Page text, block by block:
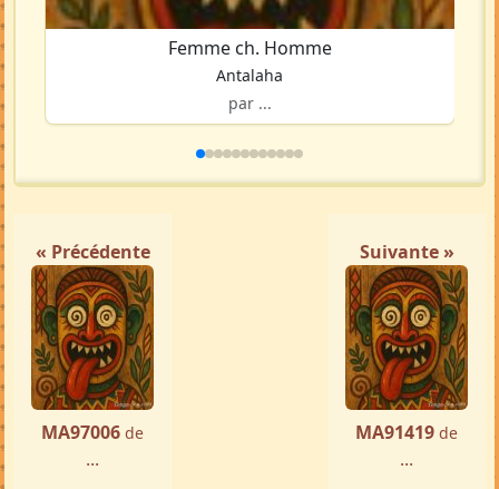
Femme ch. Homme
Antalaha
par ...
« Précédente
MA97006 de
...
Suivante »
MA91419 de
...